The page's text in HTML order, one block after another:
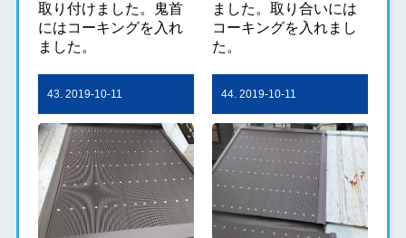
取り付けました。鬼首
にはコーキングを入れ
ました。
ました。取り合いには
コーキングを入れまし
た。
43. 2019-10-11 44. 2019-10-11